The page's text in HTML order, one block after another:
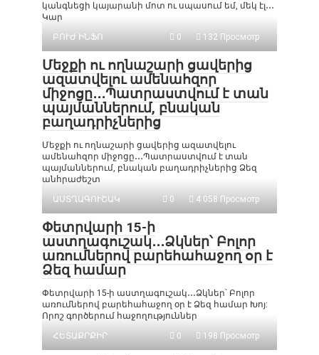
կանգնեցի կայարանի մոտ ու սպասում եմ, մեկ էլ․․․
Կար
ԲՈՒԺ ԻՆՖՈ
0 132 Просмотр
Մեջքի ու ողնաշարի ցավերից
ազատվելու ամենահզոր
միջոցը․․․Պատրաստվում է տան
պայմաններում, բնական
բաղադրիչներից
Մեջքի ու ողնաշարի ցավերից ազատվելու
ամենահզոր միջոցը․․․Պատրաստվում է տան
պայմաններում, բնական բաղադրիչներից Ձեզ
անհրաժեշտ
ԱՍՏՂԱԳՈՒՇԱԿ
0 4 058 Просмотр
Փետրվարի 15-ի
աստղագուշակ․․․Ձկներ՝ Բոլոր
առումներով բարեհահաջող օր է
Ձեզ համար
Փետրվարի 15-ի աստղագուշակ․․․Ձկներ՝ Բոլոր
առումներով բարեհահաջող օր է Ձեզ համար Խոյ:
Որոշ գործերում հաջողություններ
ՀԵՏԱՔՐՔԻՐ
0 198 Просмотр